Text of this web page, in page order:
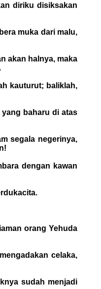
diriku disiksakan
muka dari malu,
akan halnya, maka
kauturut; baliklah,
baharu di atas
segala negerinya,
dengan kawan
orang Yehuda
celaka,
sudah menjadi